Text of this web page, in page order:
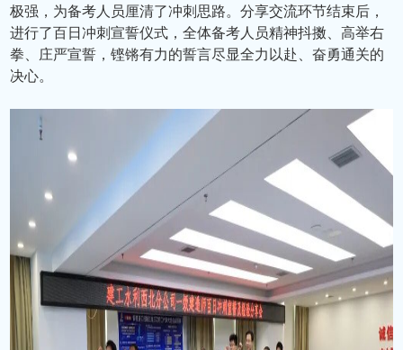
极强，为备考人员厘清了冲刺思路。分享交流环节结束后，
进行了百日冲刺宣誓仪式，全体备考人员精神抖擞、高举右
拳、庄严宣誓，铿锵有力的誓言尽显全力以赴、奋勇通关的
决心。